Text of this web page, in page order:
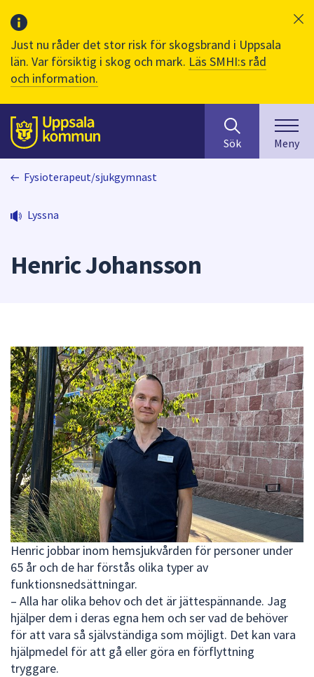
Just nu råder det stor risk för skogsbrand i Uppsala
län. Var försiktig i skog och mark. Läs SMHI:s råd
och information.
Till sidans
huvudinnehåll
efter
innehåll
på
presenteras
under
fältet.
Använd
piltangenterna
för
att
navigera
mellan
sökförslagen
och
enter
för
att
något
av
dem.
Sök Meny
Fysioterapeut/sjukgymnast
Lyssna
Henric Johansson
Henric jobbar inom hemsjukvården för personer under
65 år och de har förstås olika typer av
funktionsnedsättningar.
– Alla har olika behov och det är jättespännande. Jag
hjälper dem i deras egna hem och ser vad de behöver
för att vara så självständiga som möjligt. Det kan vara
hjälpmedel för att gå eller göra en förflyttning
tryggare.